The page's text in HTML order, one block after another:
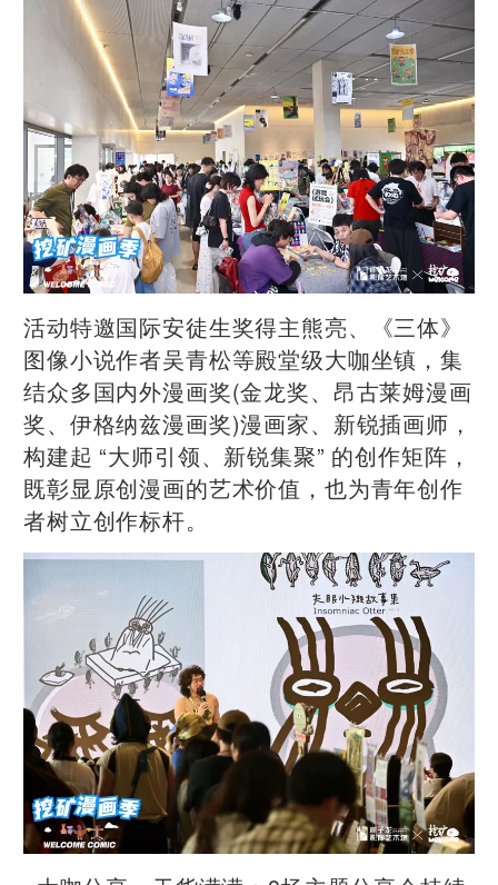
活动特邀国际安徒生奖得主熊亮、《三体》
图像小说作者吴青松等殿堂级大咖坐镇，集
结众多国内外漫画奖(金龙奖、昂古莱姆漫画
奖、伊格纳兹漫画奖)漫画家、新锐插画师，
构建起 “大师引领、新锐集聚” 的创作矩阵，
既彰显原创漫画的艺术价值，也为青年创作
者树立创作标杆。